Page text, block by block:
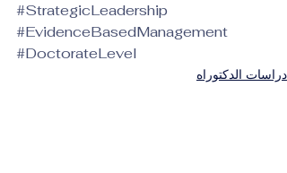
#StrategicLeadership
#EvidenceBasedManagement
#DoctorateLevel
دراسات الدكتوراه